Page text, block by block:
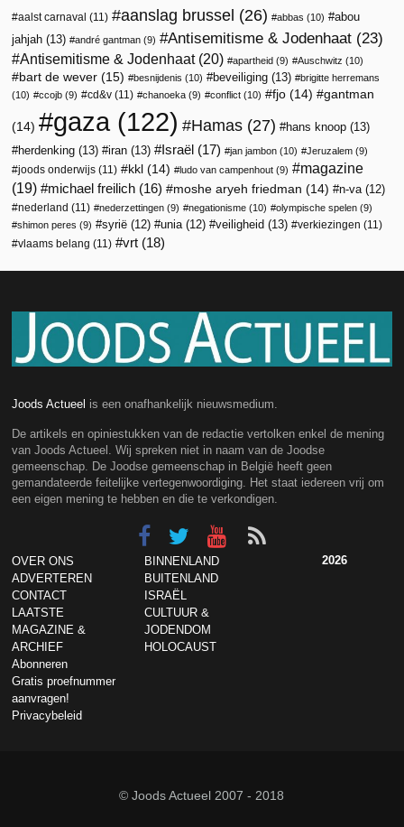
aalst carnaval (11) aanslag brussel (26) abbas (10)
abou
jahjah (13) andré gantman (9) Antisemitisme & Jodenhaat (23)
Antisemitisme & Jodenhaat(20) apartheid (9) Auschwitz (10)
bart de wever (15) besnijdenis (10) beveiliging (13)
brigitte herremans
(10)
ccojb (9) cd&v (11) chanoeka (9) conflict (10) fjo (14) gantman
(14) gaza(122) Hamas (27) hans knoop (13)
herdenking (13) iran (13) Israël (17) jan jambon (10) Jeruzalem (9)
joods onderwijs (11) kkl (14) ludo van campenhout (9)
magazine
(19)
michael freilich (16) moshe aryeh friedman (14) n-va(12)
nederland (11) nederzettingen (9) negationisme (10) olympische spelen (9)
shimon peres (9) syrië (12) unia(12) veiligheid (13) verkiezingen (11)
vlaams belang (11) vrt (18)
Joods Actueel is een onafhankelijk nieuwsmedium.
De artikels en opiniestukken van de redactie vertolken enkel de mening
van Joods Actueel. Wij spreken niet in naam van de Joodse
gemeenschap. De Joodse gemeenschap in België heeft geen
gemandateerde feitelijke vertegenwoordiging. Het staat iedereen vrij om
een eigen mening te hebben en die te verkondigen.
OVER ONS
ADVERTEREN
CONTACT
LAATSTE
MAGAZINE &
ARCHIEF
Abonneren
Gratis proefnummer
aanvragen!
Privacybeleid
BINNENLAND
BUITENLAND
ISRAËL
CULTUUR &
JODENDOM
HOLOCAUST
2026
© Joods Actueel 2007 - 2018